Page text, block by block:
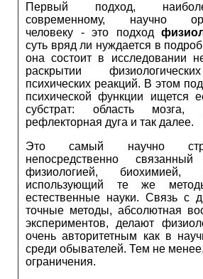
Первый подход,
современному, научно
человеку - это подход
суть вряд ли нуждается в
она состоит в исследовании
раскрытии
психических реакций. В этом
психической функции ищется
субстрат: область мозга,
рефлекторная дуга и так далее.
Это самый научно
непосредственно
физиологией, биохимией,
использующий те же
естественные науки. Связь с
точные методы, абсолютная
экспериментов, делают
очень авторитетным как в
среди обывателей. Тем не менее,
ограничения.